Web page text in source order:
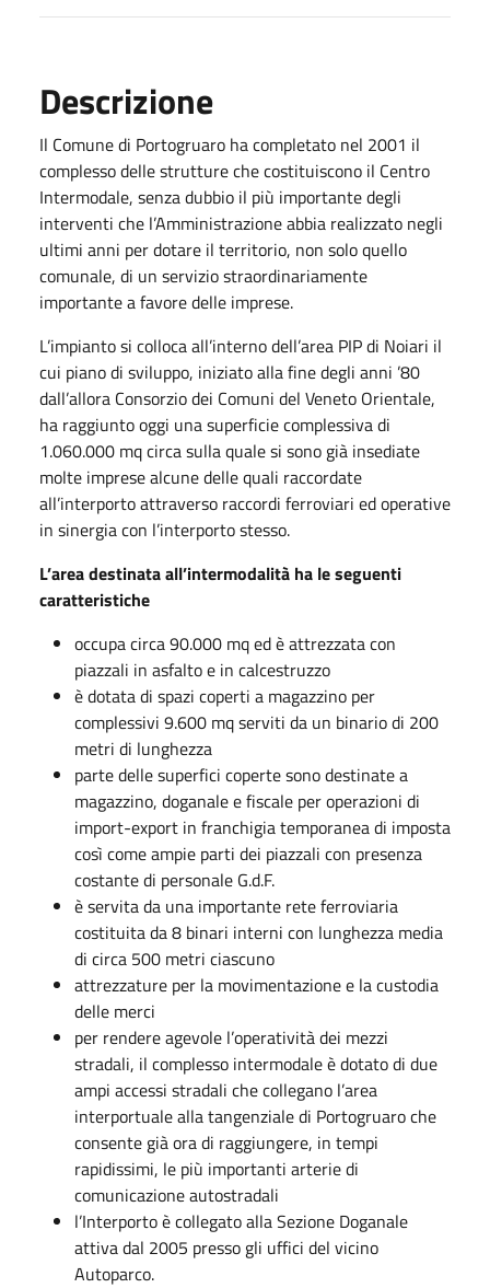
Descrizione
Il Comune di Portogruaro ha completato nel 2001 il
complesso delle strutture che costituiscono il Centro
Intermodale, senza dubbio il più importante degli
interventi che l’Amministrazione abbia realizzato negli
ultimi anni per dotare il territorio, non solo quello
comunale, di un servizio straordinariamente
importante a favore delle imprese.
L’impianto si colloca all’interno dell’area PIP di Noiari il
cui piano di sviluppo, iniziato alla fine degli anni ’80
dall’allora Consorzio dei Comuni del Veneto Orientale,
ha raggiunto oggi una superficie complessiva di
1.060.000 mq circa sulla quale si sono già insediate
molte imprese alcune delle quali raccordate
all’interporto attraverso raccordi ferroviari ed operative
in sinergia con l’interporto stesso.
L’area destinata all’intermodalità ha le seguenti
caratteristiche
occupa circa 90.000 mq ed è attrezzata con
piazzali in asfalto e in calcestruzzo
è dotata di spazi coperti a magazzino per
complessivi 9.600 mq serviti da un binario di 200
metri di lunghezza
parte delle superfici coperte sono destinate a
magazzino, doganale e fiscale per operazioni di
import-export in franchigia temporanea di imposta
così come ampie parti dei piazzali con presenza
costante di personale G.d.F.
è servita da una importante rete ferroviaria
costituita da 8 binari interni con lunghezza media
di circa 500 metri ciascuno
attrezzature per la movimentazione e la custodia
delle merci
per rendere agevole l’operatività dei mezzi
stradali, il complesso intermodale è dotato di due
ampi accessi stradali che collegano l’area
interportuale alla tangenziale di Portogruaro che
consente già ora di raggiungere, in tempi
rapidissimi, le più importanti arterie di
comunicazione autostradali
l’Interporto è collegato alla Sezione Doganale
attiva dal 2005 presso gli uffici del vicino
Autoparco.